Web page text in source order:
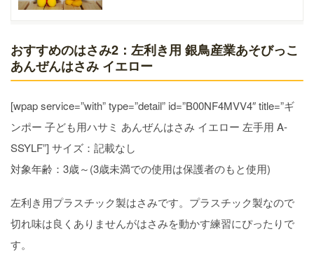
おすすめのはさみ2：左利き用 銀鳥産業あそびっこ
あんぜんはさみ イエロー
[wpap service=”with” type=”detail” id=”B00NF4MVV4″ title=”ギ
ンポー 子ども用ハサミ あんぜんはさみ イエロー 左手用 A-
SSYLF”] サイズ：記載なし
対象年齢：3歳～(3歳未満での使用は保護者のもと使用)
左利き用プラスチック製はさみです。プラスチック製なので
切れ味は良くありませんがはさみを動かす練習にぴったりで
す。